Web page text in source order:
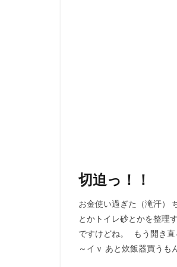
切迫っ！！
お金使い過ぎた（滝汗）
とかトイレ砂とかを整理
ですけどね。 もう開き直
～イｖ あと炊飯器買う